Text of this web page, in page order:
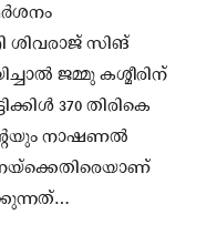
ശിവരാജ് സിങ്
ജമ്മു കശ്മീരിന്
370 തിരികെ
നാഷണൽ